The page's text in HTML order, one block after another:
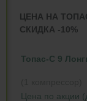
ЦЕНА НА
СКИДКА -10%
Топас-С 9 Лонг
Цена по акции